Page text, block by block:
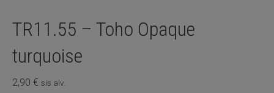
TR11.55 – Toho Opaque
turquoise
2,90 € sis alv.